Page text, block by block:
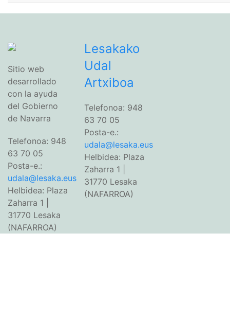
Sitio web
desarrollado
con la ayuda
del Gobierno
de Navarra
Telefonoa: 948
63 70 05
Posta-e.:
udala@lesaka.eus
Helbidea: Plaza
Zaharra 1 |
31770 Lesaka
(NAFARROA)
Lesakako
Udal
Artxiboa
Telefonoa: 948
63 70 05
Posta-e.:
udala@lesaka.eus
Helbidea: Plaza
Zaharra 1 |
31770 Lesaka
(NAFARROA)